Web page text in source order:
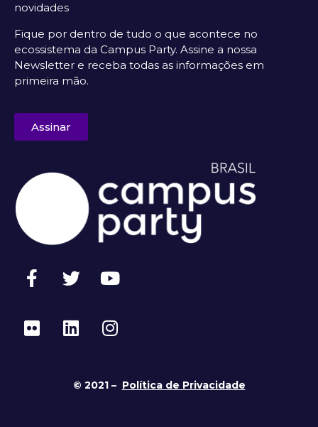
novidades
Fique por dentro de tudo o que acontece no
ecossistema da Campus Party. Assine a nossa
Newsletter e receba todas as informações em
primeira mão.
Assinar
© 2021 – Política de Privacidade